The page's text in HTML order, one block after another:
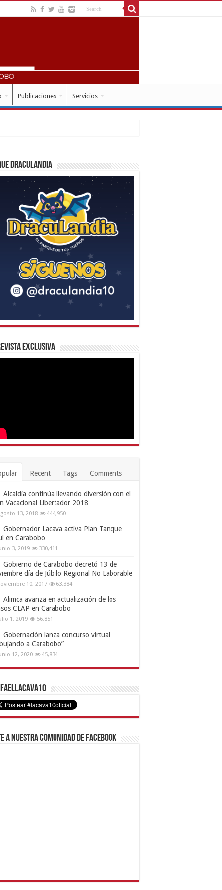
Publicaciones Servicios
Draculandia
Exclusiva
Recent Tags Comments
Alcaldía continúa llevando diversión con el
Vacacional Libertador 2018
13, 2018 444,950
Gobernador Lacava activa Plan Tanque
en Carabobo
3, 2019 330,411
Gobierno de Carabobo decretó 13 de
día de Júbilo Regional No Laborable
10, 2017 63,384
Alimca avanza en actualización de los
CLAP en Carabobo
1, 2019 56,851
Gobernación lanza concurso virtual
a Carabobo”
12, 2020 45,834
a nuestra comunidad de Facebook